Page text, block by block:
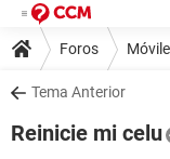
Foros
Tema Anterior
Reinicie mi celu